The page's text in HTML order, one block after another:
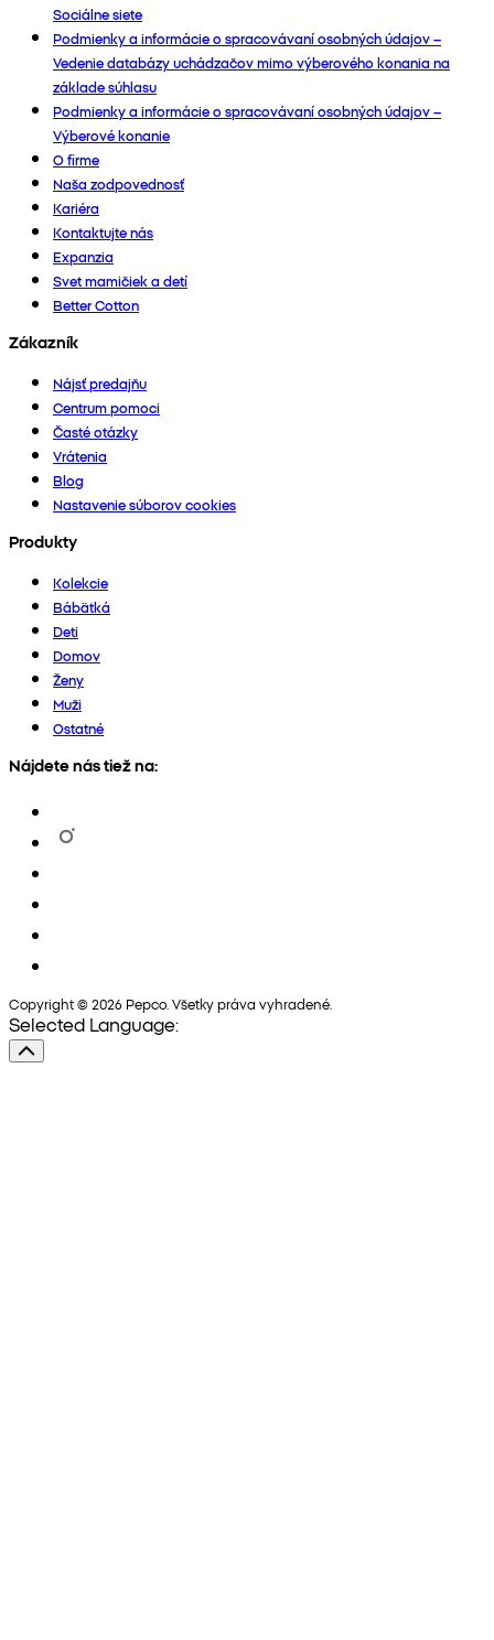
Sociálne siete
Podmienky a informácie o spracovávaní osobných údajov –
Vedenie databázy uchádzačov mimo výberového konania na
základe súhlasu
Podmienky a informácie o spracovávaní osobných údajov –
Výberové konanie
O firme
Naša zodpovednosť
Kariéra
Kontaktujte nás
Expanzia
Svet mamičiek a detí
Better Cotton
Zákazník
Nájsť predajňu
Centrum pomoci
Časté otázky
Vrátenia
Blog
Nastavenie súborov cookies
Produkty
Kolekcie
Bábätká
Deti
Domov
Ženy
Muži
Ostatné
Nájdete nás tiež na:
Copyright © 2026 Pepco. Všetky práva vyhradené.
Selected Language: